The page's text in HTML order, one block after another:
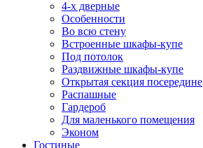
4-х дверные
Особенности
Во всю стену
Встроенные шкафы-купе
Под потолок
Раздвижные шкафы-купе
Открытая секция посередине
Распашные
Гардероб
Для маленького помещения
Эконом
Гостиные